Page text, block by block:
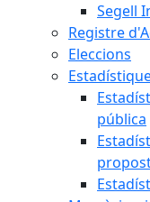
Segell
Registre
Eleccions
pública